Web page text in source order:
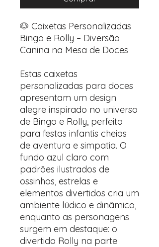
🐶 Caixetas Personalizadas
Bingo e Rolly – Diversão
Canina na Mesa de Doces
Estas caixetas
personalizadas para doces
apresentam um design
alegre inspirado no universo
de Bingo e Rolly, perfeito
para festas infantis cheias
de aventura e simpatia. O
fundo azul claro com
padrões ilustrados de
ossinhos, estrelas e
elementos divertidos cria um
ambiente lúdico e dinâmico,
enquanto as personagens
surgem em destaque: o
divertido Rolly na parte